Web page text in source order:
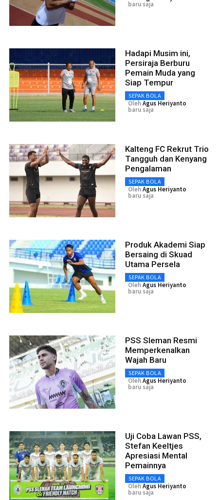
baru saja
Hadapi Musim ini,
Persiraja Berburu
Pemain Muda yang
Siap Tempur
SEPAK BOLA
OlehAgus Heriyanto
baru saja
Kalteng FC Rekrut Trio
Tangguh dan Kenyang
Pengalaman
SEPAK BOLA
OlehAgus Heriyanto
baru saja
Produk Akademi Siap
Bersaing di Skuad
Utama Persela
SEPAK BOLA
OlehAgus Heriyanto
baru saja
PSS Sleman Resmi
Memperkenalkan
Wajah Baru
SEPAK BOLA
OlehAgus Heriyanto
baru saja
Uji Coba Lawan PSS,
Stefan Keeltjes
Apresiasi Mental
Pemainnya
SEPAK BOLA
OlehAgus Heriyanto
baru saja